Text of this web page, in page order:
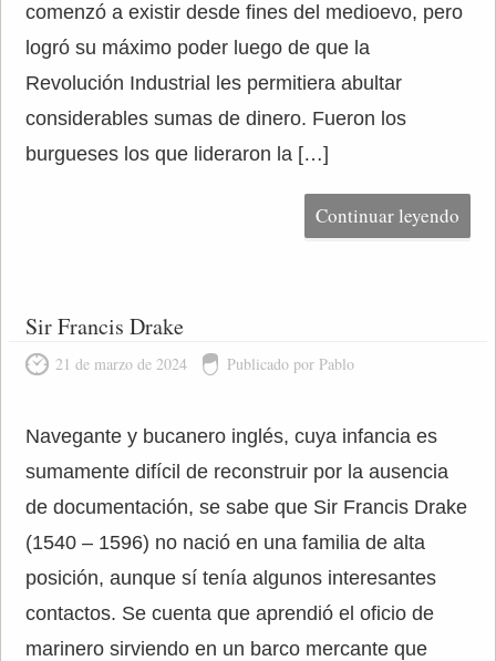
comenzó a existir desde fines del medioevo, pero
logró su máximo poder luego de que la
Revolución Industrial les permitiera abultar
considerables sumas de dinero. Fueron los
burgueses los que lideraron la […]
Continuar leyendo
Sir Francis Drake
21 de marzo de 2024 Publicado por Pablo
Navegante y bucanero inglés, cuya infancia es
sumamente difícil de reconstruir por la ausencia
de documentación, se sabe que Sir Francis Drake
(1540 – 1596) no nació en una familia de alta
posición, aunque sí tenía algunos interesantes
contactos. Se cuenta que aprendió el oficio de
marinero sirviendo en un barco mercante que